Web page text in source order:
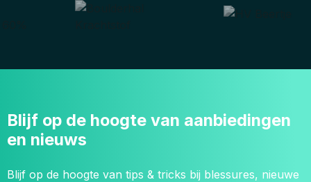
Blijf op de hoogte van aanbiedingen
en nieuws
Blijf op de hoogte van tips & tricks bij blessures, nieuwe